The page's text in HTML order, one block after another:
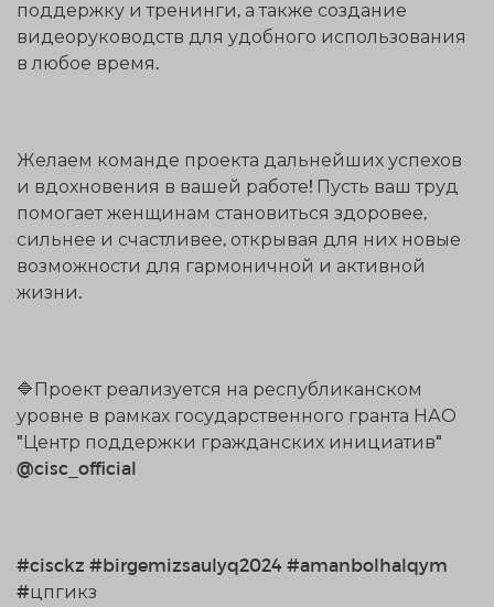
поддержку и тренинги, а также создание
видеоруководств для удобного использования
в любое время.
Желаем команде проекта дальнейших успехов
и вдохновения в вашей работе! Пусть ваш труд
помогает женщинам становиться здоровее,
сильнее и счастливее, открывая для них новые
возможности для гармоничной и активной
жизни.
🔷Проект реализуется на республиканском
уровне в рамках государственного гранта НАО
"Центр поддержки гражданских инициатив"
@cisc_official
#cisckz #birgemizsaulyq2024 #amanbolhalqym
#цпгикз